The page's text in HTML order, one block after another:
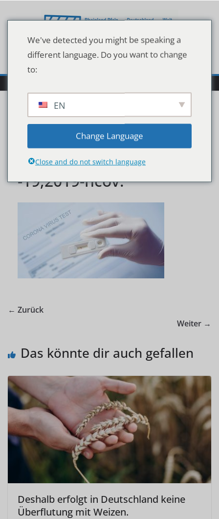
Inhalt
Doctor,Holding,A,Test,Ki
t,For,Viral,Disease,Covid
-19,2019-ncov.
← Zurück
Weiter →
Das könnte dir auch gefallen
Deshalb erfolgt in Deutschland keine
Überflutung mit Weizen.
We've detected you might be speaking a
different language. Do you want to change
to:
EN
Change Language
Close and do not switch language